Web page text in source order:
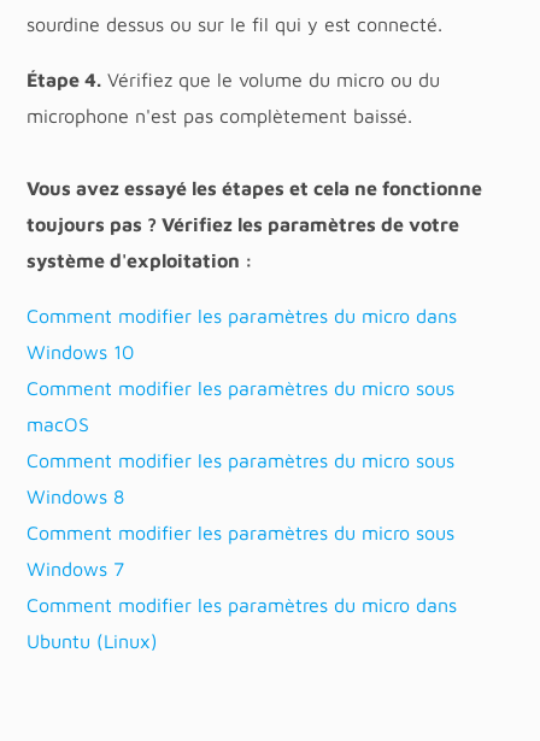
sourdine dessus ou sur le fil qui y est connecté.
Étape 4. Vérifiez que le volume du micro ou du
microphone n'est pas complètement baissé.
Vous avez essayé les étapes et cela ne fonctionne
toujours pas ? Vérifiez les paramètres de votre
système d'exploitation :
Comment modifier les paramètres du micro dans
Windows 10
Comment modifier les paramètres du micro sous
macOS
Comment modifier les paramètres du micro sous
Windows 8
Comment modifier les paramètres du micro sous
Windows 7
Comment modifier les paramètres du micro dans
Ubuntu (Linux)